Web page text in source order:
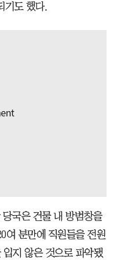
기도 했다.
국은 건물 내 방범창을
여 분만에 직원들을 전원
지 않은 것으로 파악됐